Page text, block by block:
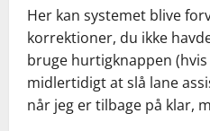
Her kan systemet blive
korrektioner, du ikke
bruge hurtigknappen
midlertidigt at slå lane
når jeg er tilbage på klar,